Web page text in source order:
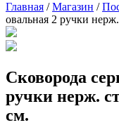
Главная /Магазин /
овальная 2 ручки
Сковорода
ручки нерж.
см.